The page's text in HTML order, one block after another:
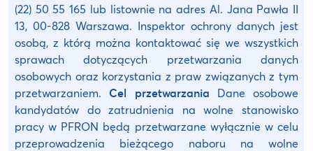
(22) 50 55 165 lub listownie na adres Al. Jana Pawła II
13, 00-828 Warszawa. Inspektor ochrony danych jest
osobą, z którą można kontaktować się we wszystkich
sprawach dotyczących przetwarzania danych
osobowych oraz korzystania z praw związanych z tym
przetwarzaniem. Cel przetwarzania Dane osobowe
kandydatów do zatrudnienia na wolne stanowisko
pracy w PFRON będą przetwarzane wyłącznie w celu
przeprowadzenia bieżącego naboru na wolne